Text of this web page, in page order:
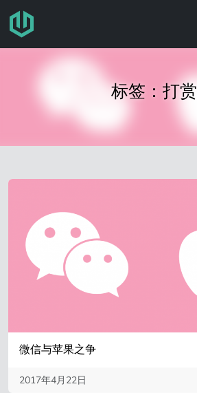
跳转至主要内容
标签：打赏
微信与苹果之争
2017年4月22日